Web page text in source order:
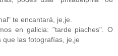
te encantará, je,je.
en galicia: "tarde piaches". O
las fotografías, je,je